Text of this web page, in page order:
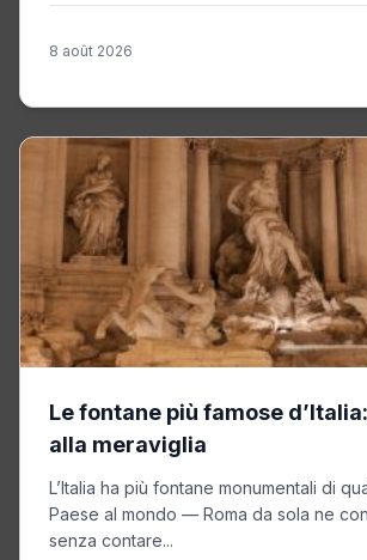
8 août 2026
Le fontane più famose
alla meraviglia
L’Italia ha più fontane monumentali di
Paese al mondo — Roma da sola ne
senza contare...